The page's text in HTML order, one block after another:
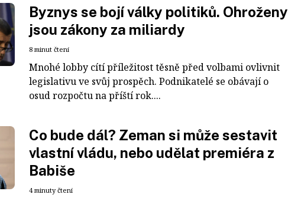
Byznys se bojí války politiků. Ohroženy
jsou zákony za miliardy
8 minut čtení
Mnohé lobby cítí příležitost těsně před volbami ovlivnit
legislativu ve svůj prospěch. Podnikatelé se obávají o
osud rozpočtu na příští rok....
Co bude dál? Zeman si může sestavit
vlastní vládu, nebo udělat premiéra z
Babiše
4 minuty čtení